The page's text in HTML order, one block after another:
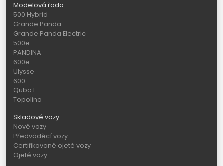
Modelová řada
500 Hybrid
Grande Panda
Grande Panda Electric
500e
PANDINA
600e
Ulysse
600
Qubo L
Topolino
Skladové vozy
Nové vozy
Předváděcí vozy
Certifikované ojeté vozy
Ojeté vozy